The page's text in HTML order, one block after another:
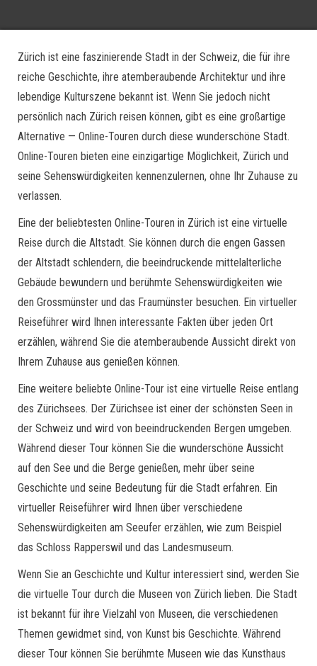
Zürich ist eine faszinierende Stadt in der Schweiz, die für ihre
reiche Geschichte, ihre atemberaubende Architektur und ihre
lebendige Kulturszene bekannt ist. Wenn Sie jedoch nicht
persönlich nach Zürich reisen können, gibt es eine großartige
Alternative — Online-Touren durch diese wunderschöne Stadt.
Online-Touren bieten eine einzigartige Möglichkeit, Zürich und
seine Sehenswürdigkeiten kennenzulernen, ohne Ihr Zuhause zu
verlassen.
Eine der beliebtesten Online-Touren in Zürich ist eine virtuelle
Reise durch die Altstadt. Sie können durch die engen Gassen
der Altstadt schlendern, die beeindruckende mittelalterliche
Gebäude bewundern und berühmte Sehenswürdigkeiten wie
den Grossmünster und das Fraumünster besuchen. Ein virtueller
Reiseführer wird Ihnen interessante Fakten über jeden Ort
erzählen, während Sie die atemberaubende Aussicht direkt von
Ihrem Zuhause aus genießen können.
Eine weitere beliebte Online-Tour ist eine virtuelle Reise entlang
des Zürichsees. Der Zürichsee ist einer der schönsten Seen in
der Schweiz und wird von beeindruckenden Bergen umgeben.
Während dieser Tour können Sie die wunderschöne Aussicht
auf den See und die Berge genießen, mehr über seine
Geschichte und seine Bedeutung für die Stadt erfahren. Ein
virtueller Reiseführer wird Ihnen über verschiedene
Sehenswürdigkeiten am Seeufer erzählen, wie zum Beispiel
das Schloss Rapperswil und das Landesmuseum.
Wenn Sie an Geschichte und Kultur interessiert sind, werden Sie
die virtuelle Tour durch die Museen von Zürich lieben. Die Stadt
ist bekannt für ihre Vielzahl von Museen, die verschiedenen
Themen gewidmet sind, von Kunst bis Geschichte. Während
dieser Tour können Sie berühmte Museen wie das Kunsthaus